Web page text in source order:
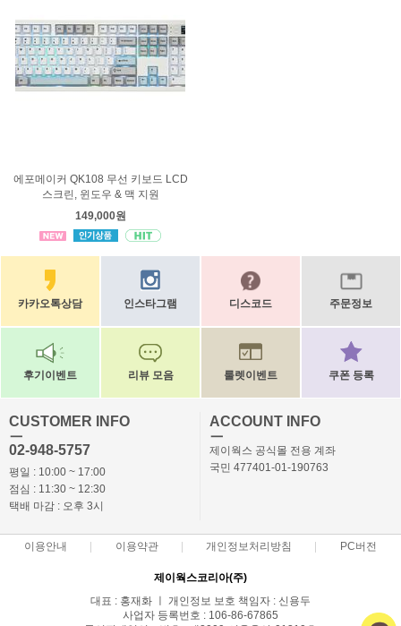
에포메이커 QK108 무선 키보드 LCD
스크린, 윈도우 & 맥 지원
149,000원
카카오톡상담 인스타그램 디스코드 주문정보
후기이벤트 리뷰 모음 룰렛이벤트 쿠폰 등록
CUSTOMER INFO
ㅡ
02-948-5757
평일 : 10:00 ~ 17:00
점심 : 11:30 ~ 12:30
택배 마감 : 오후 3시
ACCOUNT INFO
ㅡ
제이웍스 공식몰 전용 계좌
국민 477401-01-190763
이용안내 이용약관 개인정보처리방침 PC버전
제이웍스코리아(주)
대표 : 홍재화 ㅣ 개인정보 보호 책임자 : 신용두
사업자 등록번호 : 106-86-67865